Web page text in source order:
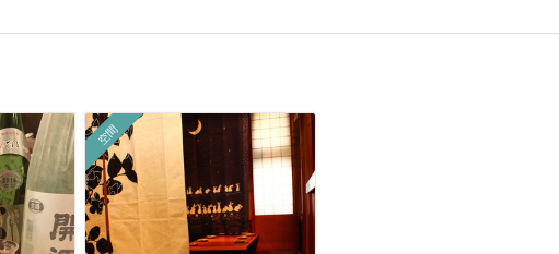
空間